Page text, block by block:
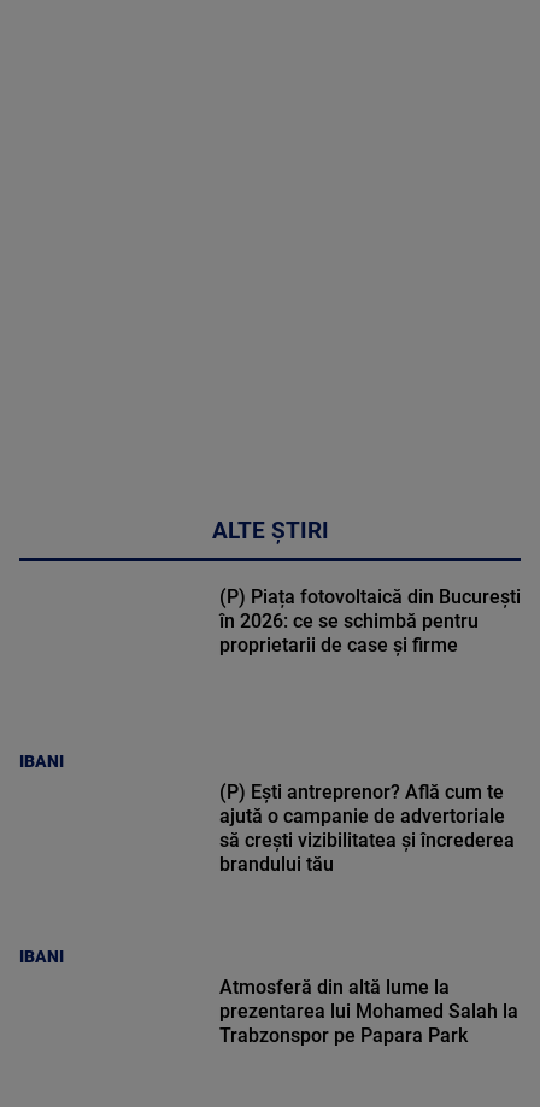
ALTE ȘTIRI
IBANI
(P) Piața fotovoltaică din București
în 2026: ce se schimbă pentru
proprietarii de case și firme
IBANI
(P) Ești antreprenor? Află cum te
ajută o campanie de advertoriale
să crești vizibilitatea și încrederea
brandului tău
Atmosferă din altă lume la
prezentarea lui Mohamed Salah la
Trabzonspor pe Papara Park